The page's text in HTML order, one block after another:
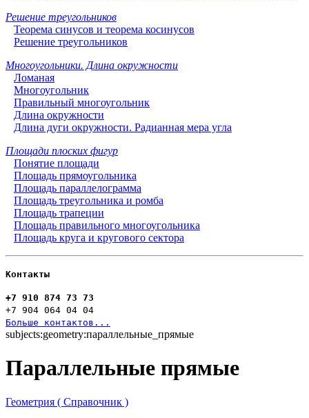
Решение треугольников
Теорема синусов и теорема косинусов
Решение треугольников
Многоугольники. Длина окружности
Ломаная
Многоугольник
Правильный многоугольник
Длина окружности
Длина дуги окружности. Радианная мера угла
Площади плоских фигур
Понятие площади
Площадь прямоугольника
Площадь параллелограмма
Площадь треугольника и ромба
Площадь трапеции
Площадь правильного многоугольника
Площадь круга и кругового сектора
Контакты
+7 910 874 73 73
+7 904 064 04 04
Больше контактов...
subjects:geometry:параллельные_прямые
Параллельные прямые
Геометрия ( Справочник )